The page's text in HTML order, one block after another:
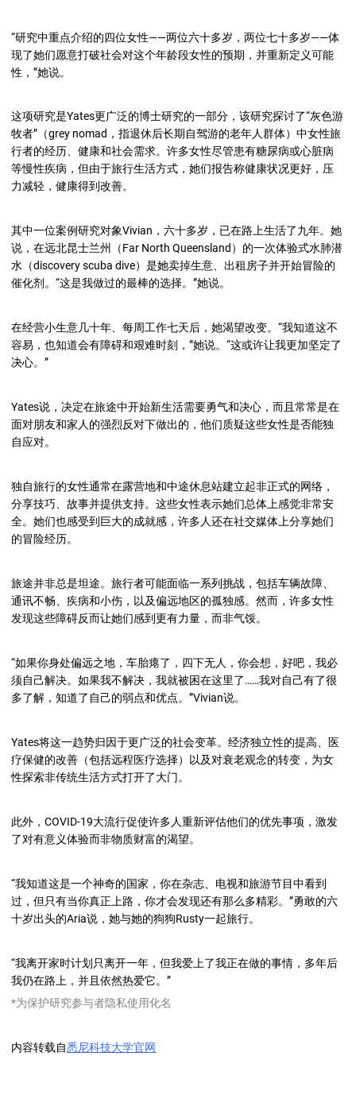
“研究中重点介绍的四位女性——两位六十多岁，两位七十多岁——体
现了她们愿意打破社会对这个年龄段女性的预期，并重新定义可能
性，”她说。
这项研究是Yates更广泛的博士研究的一部分，该研究探讨了“灰色游
牧者”（grey nomad，指退休后长期自驾游的老年人群体）中女性旅
行者的经历、健康和社会需求。许多女性尽管患有糖尿病或心脏病
等慢性疾病，但由于旅行生活方式，她们报告称健康状况更好，压
力减轻，健康得到改善。
其中一位案例研究对象Vivian ，六十多岁，已在路上生活了九年。她
说，在远北昆士兰州（Far North Queensland）的一次体验式水肺潜
水（discovery scuba dive）是她卖掉生意、出租房子并开始冒险的
催化剂。“这是我做过的最棒的选择。”她说。
在经营小生意几十年、每周工作七天后，她渴望改变。“我知道这不
容易，也知道会有障碍和艰难时刻，”她说。“这或许让我更加坚定了
决心。”
Yates说，决定在旅途中开始新生活需要勇气和决心，而且常常是在
面对朋友和家人的强烈反对下做出的，他们质疑这些女性是否能独
自应对。
独自旅行的女性通常在露营地和中途休息站建立起非正式的网络，
分享技巧、故事并提供支持。这些女性表示她们总体上感觉非常安
全。她们也感受到巨大的成就感，许多人还在社交媒体上分享她们
的冒险经历。
旅途并非总是坦途。旅行者可能面临一系列挑战，包括车辆故障、
通讯不畅、疾病和小伤，以及偏远地区的孤独感。然而，许多女性
发现这些障碍反而让她们感到更有力量，而非气馁。
“如果你身处偏远之地，车胎瘪了，四下无人，你会想，好吧，我必
须自己解决。如果我不解决，我就被困在这里了……我对自己有了很
多了解，知道了自己的弱点和优点。”Vivian说。
Yates将这一趋势归因于更广泛的社会变革。经济独立性的提高、医
疗保健的改善（包括远程医疗选择）以及对衰老观念的转变，为女
性探索非传统生活方式打开了大门。
此外，COVID-19大流行促使许多人重新评估他们的优先事项，激发
了对有意义体验而非物质财富的渴望。
“我知道这是一个神奇的国家，你在杂志、电视和旅游节目中看到
过，但只有当你真正上路，你才会发现还有那么多精彩。”勇敢的六
十岁出头的Aria说，她与她的狗狗Rusty一起旅行。
“我离开家时计划只离开一年，但我爱上了我正在做的事情，多年后
我仍在路上，并且依然热爱它。”
*为保护研究参与者隐私使用化名
内容转载自悉尼科技大学官网